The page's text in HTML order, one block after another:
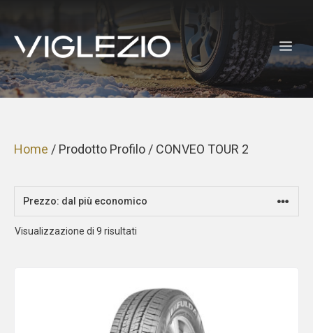
contenuto
Home / Prodotto Profilo / CONVEO TOUR 2
Visualizzazione di 9 risultati